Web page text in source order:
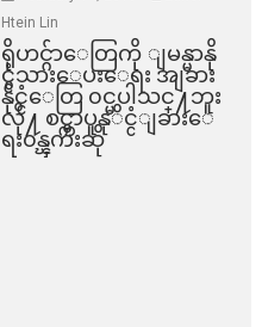
Htein Lin
ရိုဟင္ဂ်ာေတြကို ျမန္မာနို
င္ငံသားေပးေရး အျခား
နိုင္ငံေတြ ၀င္မပါသင္႔ဘူး
လို႔ စင္ကာပူနုိင္ငံျခားေ
ရး၀န္ၾကီးဆို